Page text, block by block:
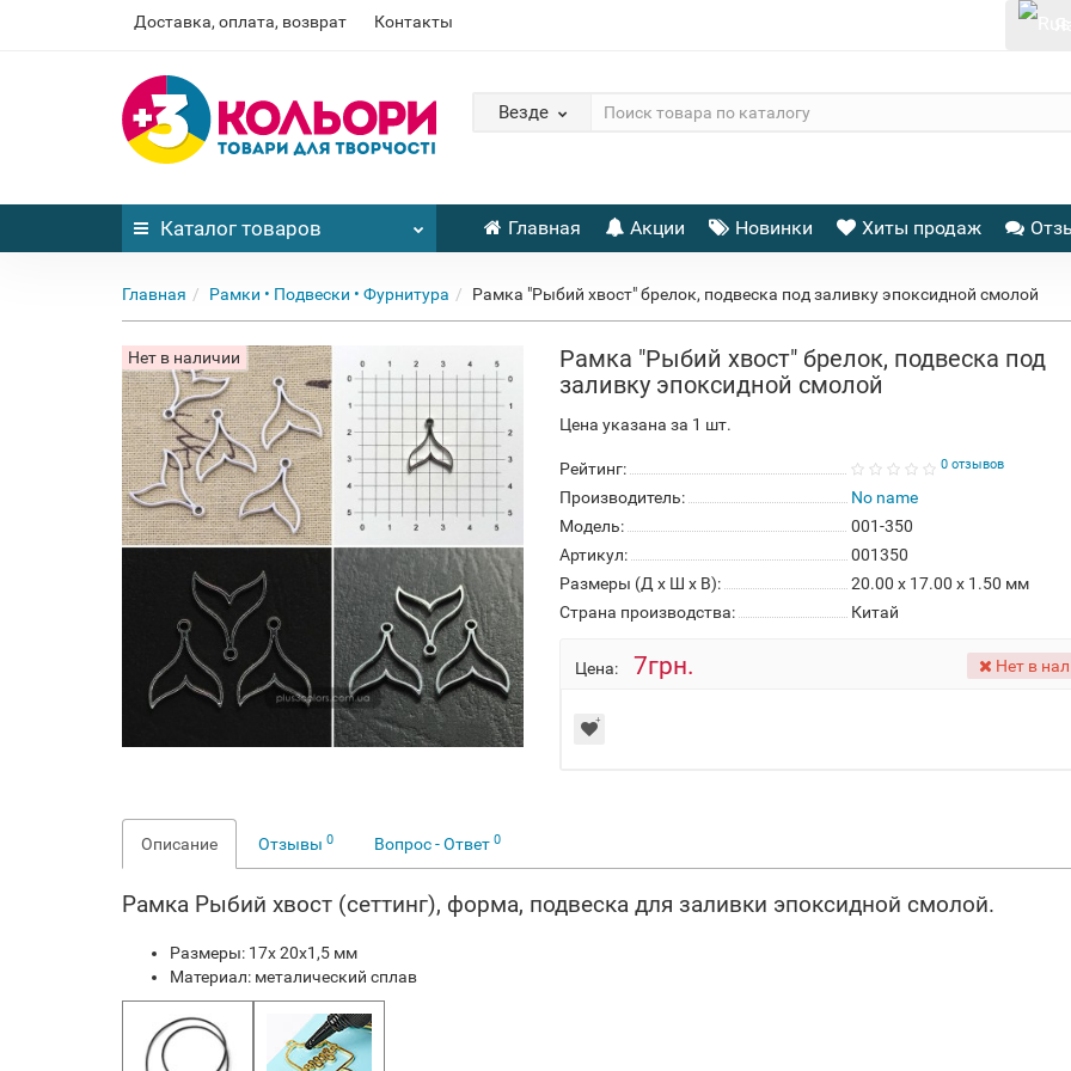
Доставка, оплата, возврат Контакты
Везде
Каталог товаров Главная Акции Новинки Хиты продаж
Главная Рамки • Подвески • Фурнитура Рамка "Рыбий хвост" брелок, подвеска под заливку эпоксидной смолой
Нет в наличии
Рамка "Рыбий хвост" брелок, подвеска под
заливку эпоксидной смолой
Цена указана за 1 шт.
Рейтинг: 0 отзывов
Производитель:
No name
Модель:
001-350
Артикул:
001350
Размеры (Д x Ш x В):
20.00 x 17.00 x 1.50 мм
Страна производства:
Китай
Цена: 7грн. Нет в
Описание Отзывы 0 Вопрос - Ответ 0
Рамка Рыбий хвост (сеттинг), форма, подвеска для заливки эпоксидной смолой.
Размеры: 17х 20х1,5 мм
Материал: металический сплав